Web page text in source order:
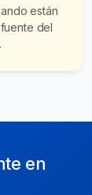
están
del
en